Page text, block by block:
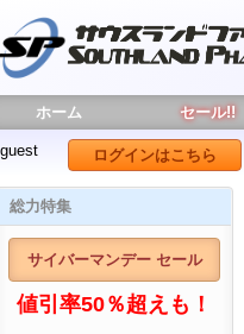
ホーム セール!!
guest ログインはこちら
総力特集
サイバーマンデー セール
値引率50％超えも！